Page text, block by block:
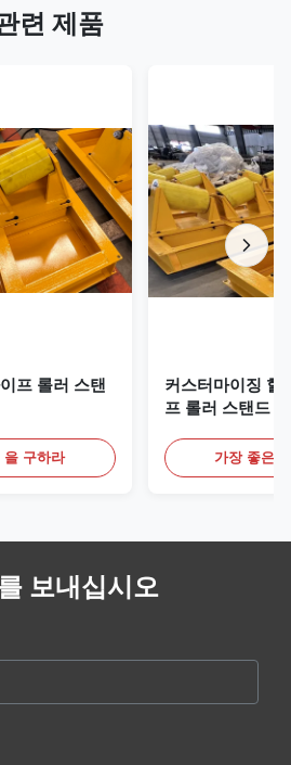
련 제품
프 롤러 스탠
을 구하라
커스터마이징 할
프 롤러 스탠드
가장 좋은
보내십시오